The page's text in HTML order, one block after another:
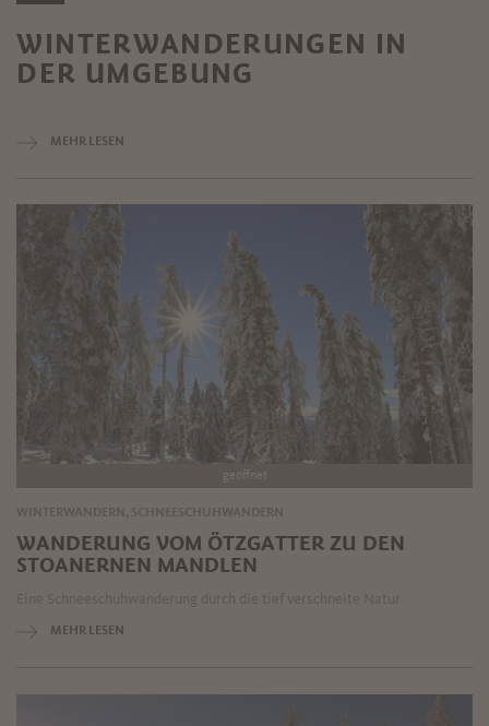
WINTERWANDERUNGEN IN
DER UMGEBUNG
MEHR LESEN
geöffnet
WANDERUNG VOM ÖTZGATTER ZU DEN
STOANERNEN MANDLEN
MEHR LESEN